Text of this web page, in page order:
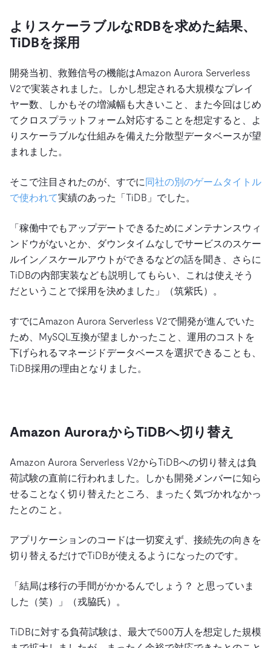
よりスケーラブルなRDBを求めた結果、
TiDBを採用
開発当初、救難信号の機能はAmazon Aurora Serverless
V2で実装されました。しかし想定される大規模なプレイ
ヤー数、しかもその増減幅も大きいこと、また今回はじめ
てクロスプラットフォーム対応することを想定すると、よ
りスケーラブルな仕組みを備えた分散型データベースが望
まれました。
そこで注目されたのが、すでに同社の別のゲームタイトル
で使われて実績のあった「TiDB」でした。
「稼働中でもアップデートできるためにメンテナンスウィ
ンドウがないとか、ダウンタイムなしでサービスのスケー
ルイン／スケールアウトができるなどの話を聞き、さらに
TiDBの内部実装なども説明してもらい、これは使えそう
だということで採用を決めました」（筑紫氏）。
すでにAmazon Aurora Serverless V2で開発が進んでいた
ため、MySQL互換が望ましかったこと、運用のコストを
下げられるマネージドデータベースを選択できることも、
TiDB採用の理由となりました。
Amazon AuroraからTiDBへ切り替え
Amazon Aurora Serverless V2からTiDBへの切り替えは負
荷試験の直前に行われました。しかも開発メンバーに知ら
せることなく切り替えたところ、まったく気づかれなかっ
たとのこと。
アプリケーションのコードは一切変えず、接続先の向きを
切り替えるだけでTiDBが使えるようになったのです。
「結局は移行の手間がかかるんでしょう？ と思っていま
した（笑）」（戎脇氏）。
TiDBに対する負荷試験は、最大で500万人を想定した規模